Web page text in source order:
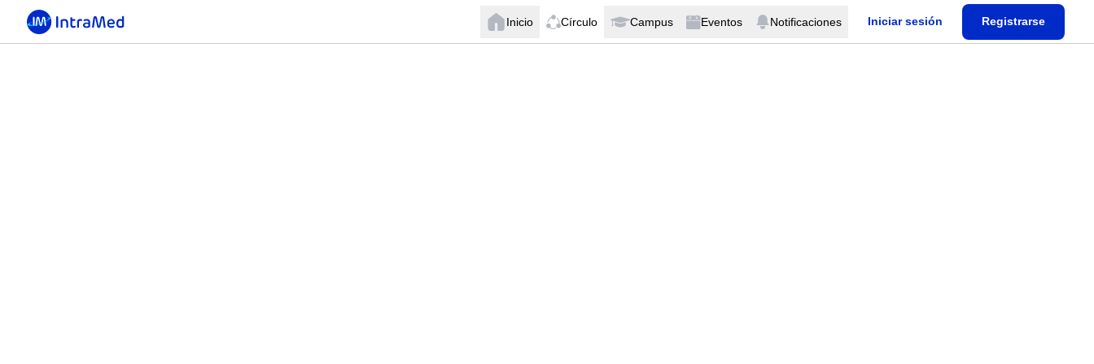
Inicio Círculo Campus Eventos Notificaciones Iniciar sesión Registrarse